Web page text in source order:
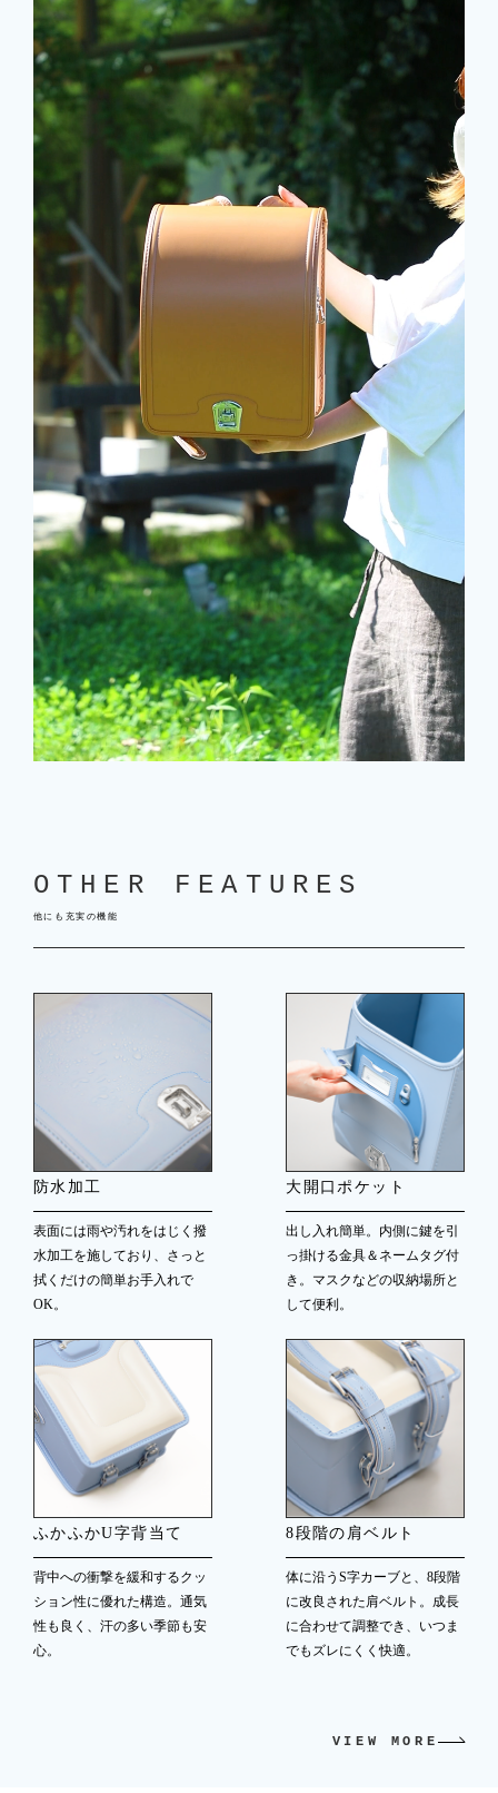
OTHER FEATURES
他にも充実の機能
防水加工
表面には雨や汚れをはじく撥
水加工を施しており、さっと
拭くだけの簡単お手入れで
OK。
大開口ポケット
出し入れ簡単。内側に鍵を引
っ掛ける金具＆ネームタグ付
き。マスクなどの収納場所と
して便利。
ふかふかU字背当て
背中への衝撃を緩和するクッ
ション性に優れた構造。通気
性も良く、汗の多い季節も安
心。
8段階の肩ベルト
体に沿うS字カーブと、8段階
に改良された肩ベルト。成長
に合わせて調整でき、いつま
でもズレにくく快適。
VIEW MORE